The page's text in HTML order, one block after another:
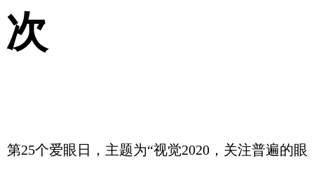
次
第25个爱眼日，主题为“视觉2020，关注普遍的眼